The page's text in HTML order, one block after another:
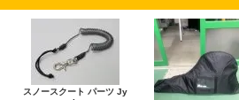
スノースクート パーツ Jy